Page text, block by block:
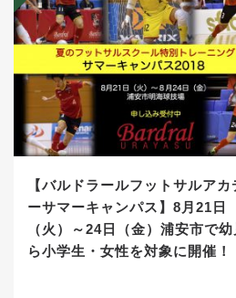
【バルドラールフットサルアカ
ーサマーキャンパス】8月21日
（火）～24日（金）浦安市で
ら小学生・女性を対象に開催！